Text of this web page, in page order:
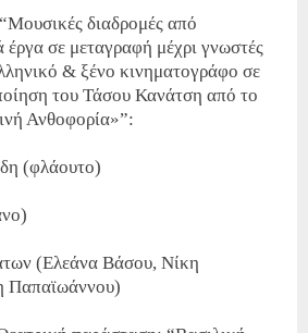
“Μουσικές διαδρομές από
σε μεταγραφή μέχρι γνωστές
& ξένο κινηματογράφο σε
του Τάσου Κανάτση από το
Ανθοφορία»”:
(φλάουτο)
(Ελεάνα Βάσου, Νίκη
Παπαϊωάννου)